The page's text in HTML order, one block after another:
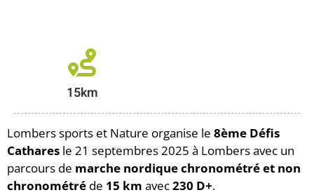
15km
Lombers sports et Nature organise le 8ème Défis
Cathares le 21 septembres 2025 à Lombers avec un
parcours de marche nordique chronométré et non
chronométré de 15 km avec230 D+.